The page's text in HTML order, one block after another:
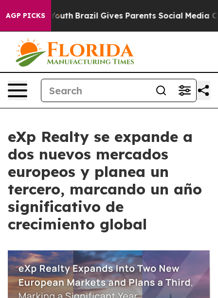
AGP PICKS
to Youth Brazil Gives Parents Social Media
eXp Realty se expande a
dos nuevos mercados
europeos y planea un
tercero, marcando un año
significativo de
crecimiento global